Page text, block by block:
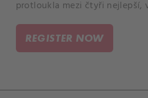
protloukla mezi čtyři nejlepší,
REGISTER NOW